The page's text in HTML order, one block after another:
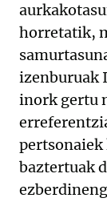
horretatik,
izenburuak
inork gertu
pertsonaiek
baztertuak